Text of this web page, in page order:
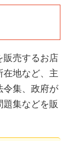
販売するお店
在地など、主
令集、政府が
集などを販